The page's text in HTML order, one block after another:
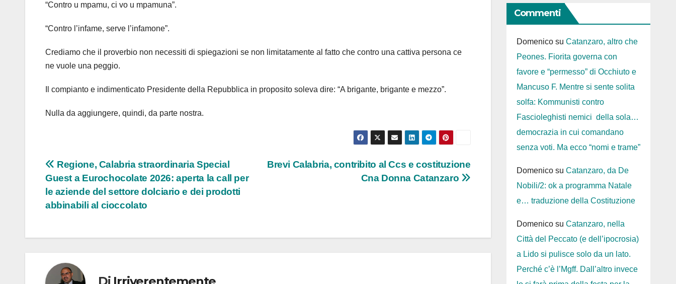
“Contro u mpamu, ci vo u mpamuna”.
“Contro l’infame, serve l’infamone”.
Crediamo che il proverbio non necessiti di spiegazioni se non limitatamente al fatto che contro una cattiva persona ce
ne vuole una peggio.
Il compianto e indimenticato Presidente della Repubblica in proposito soleva dire: “A brigante, brigante e mezzo”.
Nulla da aggiungere, quindi, da parte nostra.
Navigazione
articoli
Brevi Calabria, contribito al Ccs e costituzione
Cna Donna Catanzaro
Regione, Calabria straordinaria Special
Guest a Eurochocolate 2026: aperta la call per
le aziende del settore dolciario e dei prodotti
abbinabili al cioccolato
Commenti
Domenicosu Catanzaro, altro che
Peones. Fiorita governa con
favore e “permesso” di Occhiuto e
Mancuso F. Mentre si sente solita
solfa: Kommunisti contro
Fascioleghisti nemici della sola…
democrazia in cui comandano
senza voti. Ma ecco “nomi e trame”
Domenicosu Catanzaro, da De
Nobili/2: ok a programma Natale
e… traduzione della Costituzione
Domenicosu Catanzaro, nella
Città del Peccato (e dell’ipocrosia)
a Lido si pulisce solo da un lato.
Perché c’è l’Mgff. Dall’altro invece